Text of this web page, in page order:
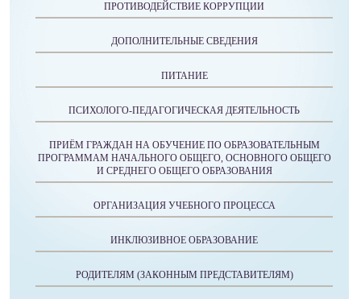
ПРОТИВОДЕЙСТВИЕ КОРРУПЦИИ
ДОПОЛНИТЕЛЬНЫЕ СВЕДЕНИЯ
ПИТАНИЕ
ПСИХОЛОГО-ПЕДАГОГИЧЕСКАЯ ДЕЯТЕЛЬНОСТЬ
ПРИЁМ ГРАЖДАН НА ОБУЧЕНИЕ ПО ОБРАЗОВАТЕЛЬНЫМ
ПРОГРАММАМ НАЧАЛЬНОГО ОБЩЕГО, ОСНОВНОГО ОБЩЕГО
И СРЕДНЕГО ОБЩЕГО ОБРАЗОВАНИЯ
ОРГАНИЗАЦИЯ УЧЕБНОГО ПРОЦЕССА
ИНКЛЮЗИВНОЕ ОБРАЗОВАНИЕ
РОДИТЕЛЯМ (ЗАКОННЫМ ПРЕДСТАВИТЕЛЯМ)